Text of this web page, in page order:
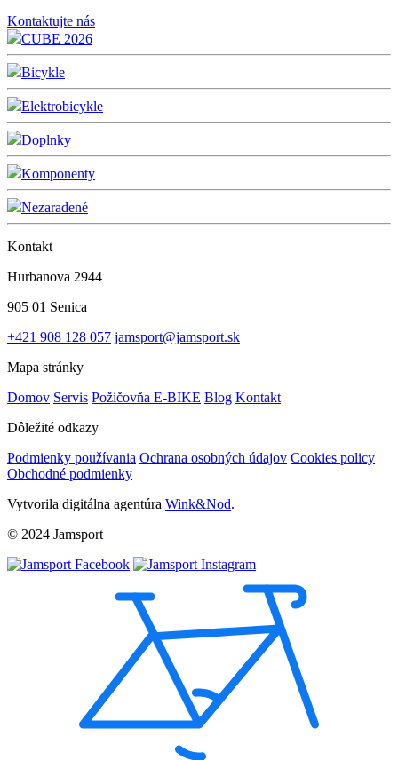
Kontaktujte nás
CUBE 2026
Bicykle
Elektrobicykle
Doplnky
Komponenty
Nezaradené
Kontakt
Hurbanova 2944
905 01 Senica
+421 908 128 057 jamsport@jamsport.sk
Mapa stránky
Domov Servis Požičovňa E-BIKE Blog Kontakt
Dôležité odkazy
Podmienky používania Ochrana osobných údajov Cookies policy
Obchodné podmienky
Vytvorila digitálna agentúra Wink&Nod.
© 2024 Jamsport